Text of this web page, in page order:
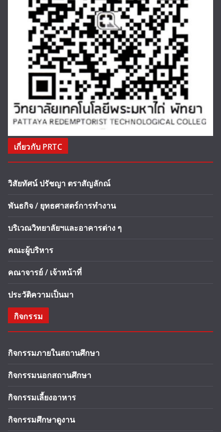
เกี่ยวกับ PRTC
วิสัยทัศน์ ปรัชญา ตราสัญลักณ์
พันธกิจ / ยุทธศาสตร์การทำงาน
บริเวณวิทยาลัยฯและอาคารต่าง ๆ
คณะผู้บริหาร
คณาจารย์ / เจ้าหน้าที่
ประวัติความเป็นมา
กิจกรรม
กิจกรรมภายในสถานศึกษา
กิจกรรมนอกสถานศึกษา
กิจกรรมเลี้ยงอาหาร
กิจกรรมศึกษาดูงาน